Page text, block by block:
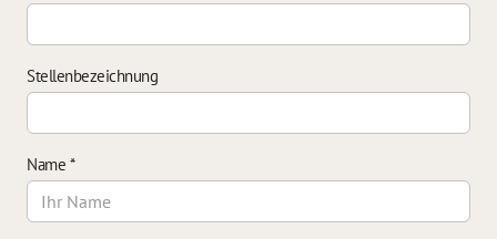
Stellenbezeichnung
Name *